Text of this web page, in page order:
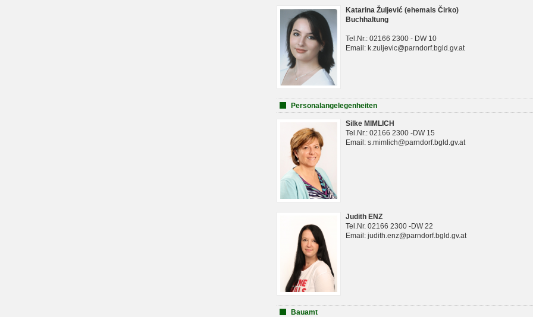
Katarina Žuljević (ehemals Čirko)
Buchhaltung
Tel.Nr.: 02166 2300 - DW 10
Email: k.zuljevic@parndorf.bgld.gv.at
Personalangelegenheiten
Silke MIMLICH
Tel.Nr.: 02166 2300 -DW 15
Email: s.mimlich@parndorf.bgld.gv.at
Judith ENZ
Tel.Nr. 02166 2300 -DW 22
Email: judith.enz@parndorf.bgld.gv.at
Bauamt